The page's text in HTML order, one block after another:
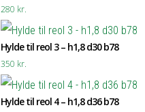
280 kr.
Hylde til reol 3 – h1,8 d30 b78
350 kr.
Hylde til reol 4 – h1,8 d36 b78